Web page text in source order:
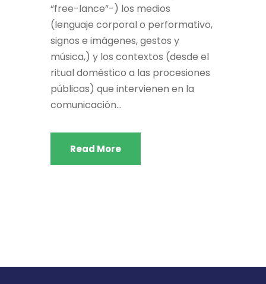
“free-lance”-) los medios
(lenguaje corporal o performativo,
signos e imágenes, gestos y
música,) y los contextos (desde el
ritual doméstico a las procesiones
públicas) que intervienen en la
comunicación...
Read More